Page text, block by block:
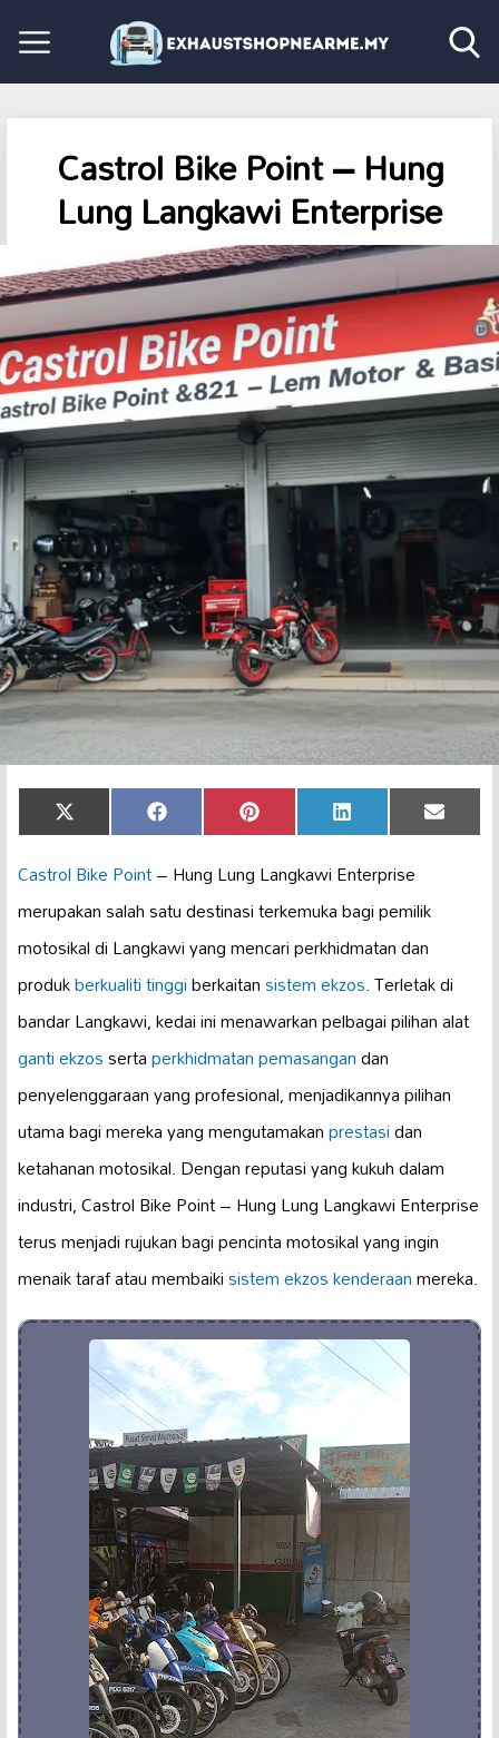
Castrol Bike Point – Hung
Lung Langkawi Enterprise
Share
on
X
(Twitter)
Share
on
Facebook Share
on
Pinterest Share
on
LinkedIn Share
on
Email
Castrol Bike Point– Hung Lung Langkawi Enterprise
merupakan salah satu destinasi terkemuka bagi pemilik
motosikal di Langkawi yang mencari perkhidmatan dan
produkberkualiti tinggiberkaitansistem ekzos. Terletak di
bandar Langkawi, kedai ini menawarkan pelbagai pilihan alat
ganti ekzossertaperkhidmatan pemasangandan
penyelenggaraan yang profesional, menjadikannya pilihan
utama bagi mereka yang mengutamakanprestasidan
ketahanan motosikal. Dengan reputasi yang kukuh dalam
industri, Castrol Bike Point – Hung Lung Langkawi Enterprise
terus menjadi rujukan bagi pencinta motosikal yang ingin
menaik taraf atau membaikisistem ekzos kenderaanmereka.